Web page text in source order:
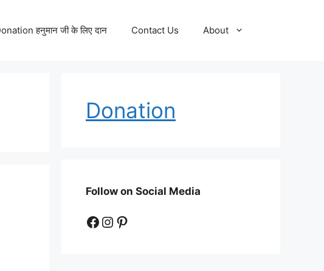
हनुमान जी के लिए दान Contact Us About
Donation
Follow on Social Media
Facebook
Instagram
Pinterest